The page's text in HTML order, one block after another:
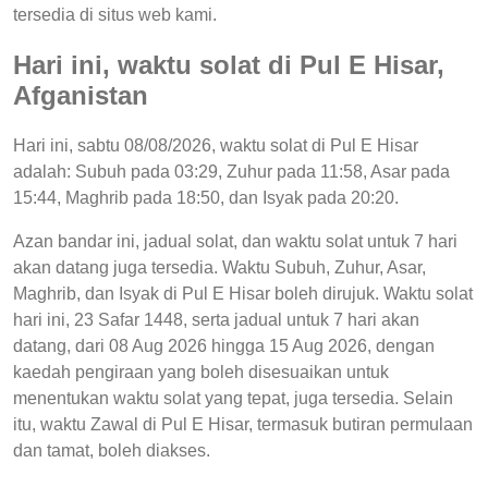
tersedia di situs web kami.
Hari ini, waktu solat di Pul E Hisar,
Afganistan
Hari ini, sabtu 08/08/2026, waktu solat di Pul E Hisar
adalah: Subuh pada 03:29, Zuhur pada 11:58, Asar pada
15:44, Maghrib pada 18:50, dan Isyak pada 20:20.
Azan bandar ini, jadual solat, dan waktu solat untuk 7 hari
akan datang juga tersedia. Waktu Subuh, Zuhur, Asar,
Maghrib, dan Isyak di Pul E Hisar boleh dirujuk. Waktu solat
hari ini, 23 Safar 1448, serta jadual untuk 7 hari akan
datang, dari 08 Aug 2026 hingga 15 Aug 2026, dengan
kaedah pengiraan yang boleh disesuaikan untuk
menentukan waktu solat yang tepat, juga tersedia. Selain
itu, waktu Zawal di Pul E Hisar, termasuk butiran permulaan
dan tamat, boleh diakses.